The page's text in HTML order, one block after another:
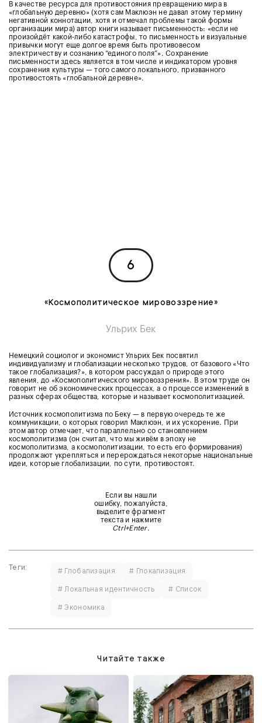
В качестве ресурса для противостояния превращению мира в
«глобальную деревню» (хотя сам Маклюэн не давал этому термину
негативной коннотации, хотя и отмечал проблемы такой формы
организации мира) автор книги называет письменность: «если не
произойдёт какой-либо катастрофы, то письменность и визуальные
привычки могут еще долгое время быть противовесом
электричеству и сознанию “единого поля”». Сохранение
письменности здесь является в том числе и индикатором уровня
сохранения культуры — того самого локального, призванного
противостоять «глобальной деревне».
6
«Космополитическое мировоззрение»
Ульрих Бек
Немецкий социолог и экономист Ульрих Бек посвятил
индивидуализму и глобализации несколько трудов, от базового «Что
такое глобализация?», в котором рассуждал о природе этого
явления, до «Космополитического мировоззрения». В этом труде он
говорит не об экономических процессах, а о процессе изменений в
разных сферах общества, которые и называет космополитизацией.
Источник космополитизма по Беку — в первую очередь те же
коммуникации, о которых говорил Маклюэн, и их ускорение. При
этом автор отмечает, что параллельно со становлением
космополитизма (он считал, что мы живём в эпоху не
космополитизма, а космополитизации, то есть его формирования)
продолжают укрепляться и перерождаться некоторые национальные
идеи, которые глобализации, по сути, противостоят.
Если вы нашли
ошибку, пожалуйста,
выделите фрагмент
текста и нажмите
Ctrl+Enter.
Теги: # Глобализация
# Глокализация
# Локальная идентичность
# Список
# Экономика
Читайте также